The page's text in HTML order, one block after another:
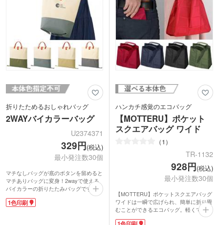
折りたためるおしゃれバッグ
2WAYバイカラーバッグ
U2374371
329円(税込)
最小発注数30個
マチなしバッグが底のボタンを留めると
マチありバッグに変身！2wayで使える
バイカラーの折りたたみバッグです。し
っかりした厚手のポリエステル生地で中
に物を入れても透けません。マチなしは
1色印刷
ハンカチ感覚のエコバッグ
【MOTTERU】ポケット
スクエアバッグ ワイド
1
TR-1132
928円(税込)
最小発注数30個
【MOTTERU】ポケットスクエアバッグ
ワイドは一瞬で広げられ、簡単に折り畳
むことができるエコバッグ。軽くて丈夫
なリップストップ生地を使用していま